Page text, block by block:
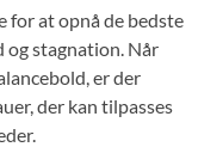
at opnå de bedste
stagnation. Når
er der
der kan tilpasses